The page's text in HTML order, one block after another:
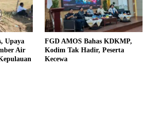
Upaya
Air
FGD AMOS Bahas KDKMP,
Kodim Tak Hadir, Peserta
Kecewa